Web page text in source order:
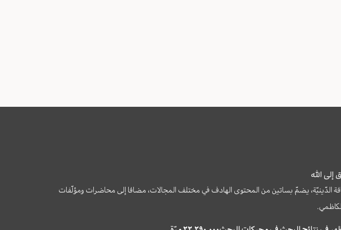
الله
الدّينيّة، يضمّ بساتين من المحتوى الهادف في مختلف المجالات، مضافا إلى محاضرات ومؤلّفات